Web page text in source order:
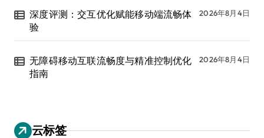
深度评测：交互优化赋能移动端流畅体
验
2026年8月4日
无障碍移动互联流畅度与精准控制优化
指南
2026年8月4日
云标签